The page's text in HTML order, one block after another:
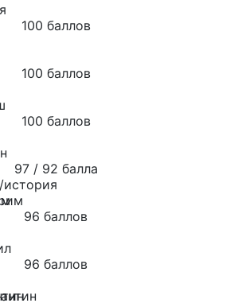
100 баллов
100 баллов
100 баллов
97 / 92 балла
96 баллов
96 баллов